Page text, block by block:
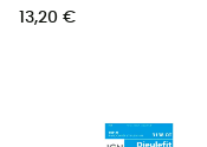
13,20 €